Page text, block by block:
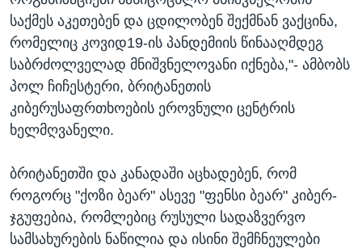
საქმეს აკეთებენ და ცდილობენ შექმნან ვაქცინა,
რომელიც კოვიდ19-ის პანდემიის წინააღმდეგ
საბრძოლველად მნიშვნელოვანი იქნება,"- ამბობს
პოლ ჩიჩესტერი, ბრიტანეთის
კიბერუსაფრთხოების ეროვნული ცენტრის
ხელმღვანელი.
ბრიტანეთში და კანადაში აცხადებენ, რომ
როგორც "ქოზი ბეარ" ასევე "ფენსი ბეარ" კიბერ-
ჯგუფებია, რომლებიც რუსული სადაზვერვო
სამსახურების ნაწილია და ისინი შემჩნეულები